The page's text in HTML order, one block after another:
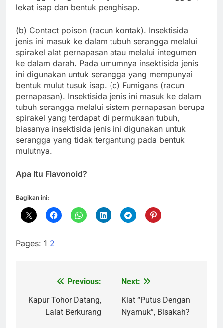
lekat isap dan bentuk penghisap.
(b) Contact poison (racun kontak). Insektisida
jenis ini masuk ke dalam tubuh serangga melalui
spirakel alat pernapasan atau melalui integumen
ke dalam darah. Pada umumnya insektisida jenis
ini digunakan untuk serangga yang mempunyai
bentuk mulut tusuk isap. (c) Fumigans (racun
pernapasan). Insektisida jenis ini masuk ke dalam
tubuh serangga melalui sistem pernapasan berupa
spirakel yang terdapat di permukaan tubuh,
biasanya insektisida jenis ini digunakan untuk
serangga yang tidak tergantung pada bentuk
mulutnya.
Apa Itu Flavonoid?
Bagikan ini:
Pages: 1 2
Navigasi
pos
Previous:
Kapur Tohor Datang,
Lalat Berkurang
Next:
Kiat “Putus Dengan
Nyamuk”, Bisakah?